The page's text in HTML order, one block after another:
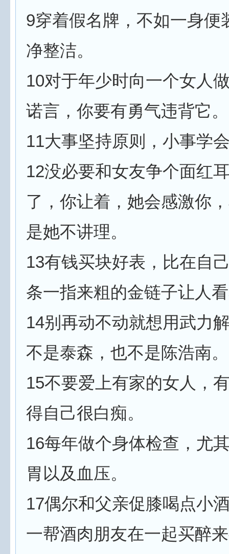
9穿着假名牌，不如一身便
净整洁。
10对于年少时向一个女人
诺言，你要有勇气违背它。
11大事坚持原则，小事学
12没必要和女友争个面红
了，你让着，她会感激你
是她不讲理。
13有钱买块好表，比在自
条一指来粗的金链子让人
14别再动不动就想用武力
不是泰森，也不是陈浩南。
15不要爱上有家的女人，
得自己很白痴。
16每年做个身体检查，尤
胃以及血压。
17偶尔和父亲促膝喝点小
一帮酒肉朋友在一起买醉